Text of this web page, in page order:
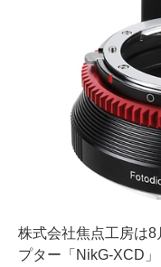
株式会社焦点工房は
プター「NikG-XCD